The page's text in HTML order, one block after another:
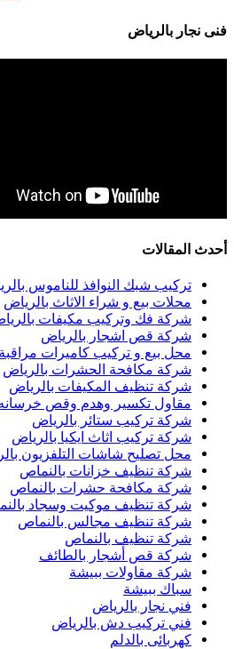
فنى نجار بالرياض
أحدث المقالات
تركيب شبك النوافذ للناموس
محلات بيع و شراء الاثاث بالرياض
شركة فك وتركيب مكيفات
شركة قص اشجار بالرياض
محل بيع و تركيب كاميرات
شركة مكافحة الحشرات بالرياض
شركة تنظيف المكيفات بالرياض
مقاول تكسير وهدم وقص خرسانه
شركة تركيب ستائر بالرياض
شركة تركيب اثاث ايكيا بالرياض
محل تصليح شاشات التلفزيون
شركة تنظيف خزانات بالنماص
شركة مكافحة حشرات بالنماص
شركة تنظيف موكيت وسجاد
شركة تنظيف مجالس بالنماص
شركة تنظيف بالنماص
شركة قص أشجار بالطائف
شركة مقاولات ببيشة
سباك ببيشة
فني نجار بالرياض
فني تركيب دش بالرياض
كهربائى بالدلم